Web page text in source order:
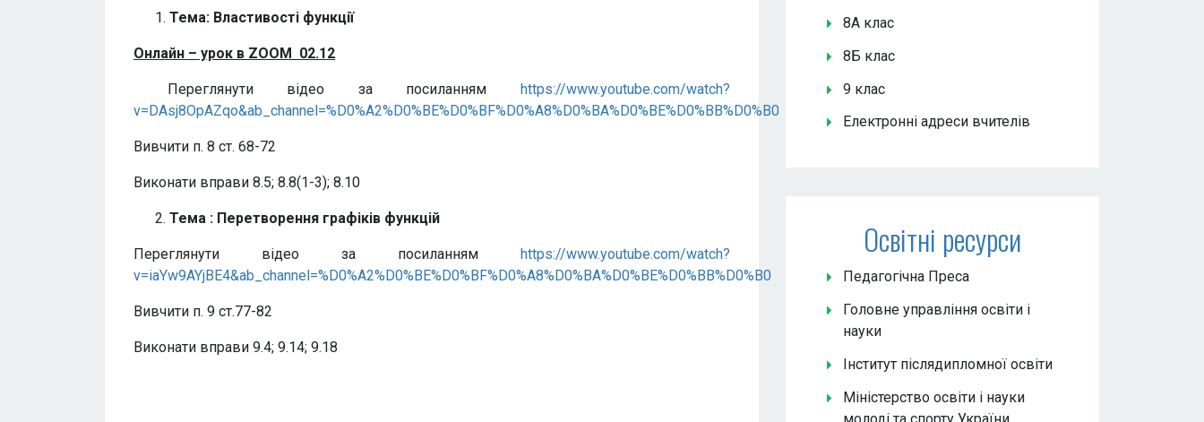
Тема: Властивості функції
Онлайн – урок в ZOOM 02.12
Переглянути відео за посиланнямhttps://www.youtube.com/watch?
v=DAsj8OpAZqo&ab_channel=%D0%A2%D0%BE%D0%BF%D0%A8%D0%BA%D0%BE%D0%BB%D0%B0
Вивчити п. 8 ст. 68-72
Виконати вправи 8.5; 8.8(1-3); 8.10
Тема : Перетворення графіків функцій
Переглянути відео за посиланням https://www.youtube.com/watch?
v=iaYw9AYjBE4&ab_channel=%D0%A2%D0%BE%D0%BF%D0%A8%D0%BA%D0%BE%D0%BB%D0%B0
Вивчити п. 9 ст.77-82
Виконати вправи 9.4; 9.14; 9.18
8А клас
8Б клас
9 клас
Електронні адреси вчителів
Освітні ресурси
Педагогічна Преса
Головне управління освіти і
науки
Інститут післядипломної освіти
Міністерство освіти і науки
молоді та спорту України